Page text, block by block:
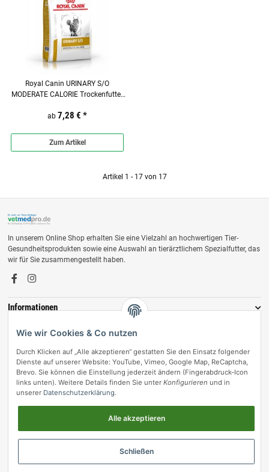
Royal Canin URINARY S/O
MODERATE CALORIE Trockenfutter
ab 7,28 € *
Zum Artikel
Artikel 1 - 17 von 17
In unserem Online Shop erhalten Sie eine Vielzahl an hochwertigen Tier-
Gesundheitsprodukten sowie eine Auswahl an tierärztlichem Spezialfutter, das
wir für Sie zusammengestellt haben.
Informationen
Zahlungsmöglichkeiten
Vertrag widerrufen
Wie wir Cookies & Co nutzen
Durch Klicken auf „Alle akzeptieren“ gestatten Sie den Einsatz folgender
Dienste auf unserer Website: YouTube, Vimeo, Google Map, ReCaptcha,
Brevo. Sie können die Einstellung jederzeit ändern (Fingerabdruck-Icon
links unten). Weitere Details finden Sie unter Konfigurieren und in
unserer Datenschutzerklärung.
Alle akzeptieren
Schließen